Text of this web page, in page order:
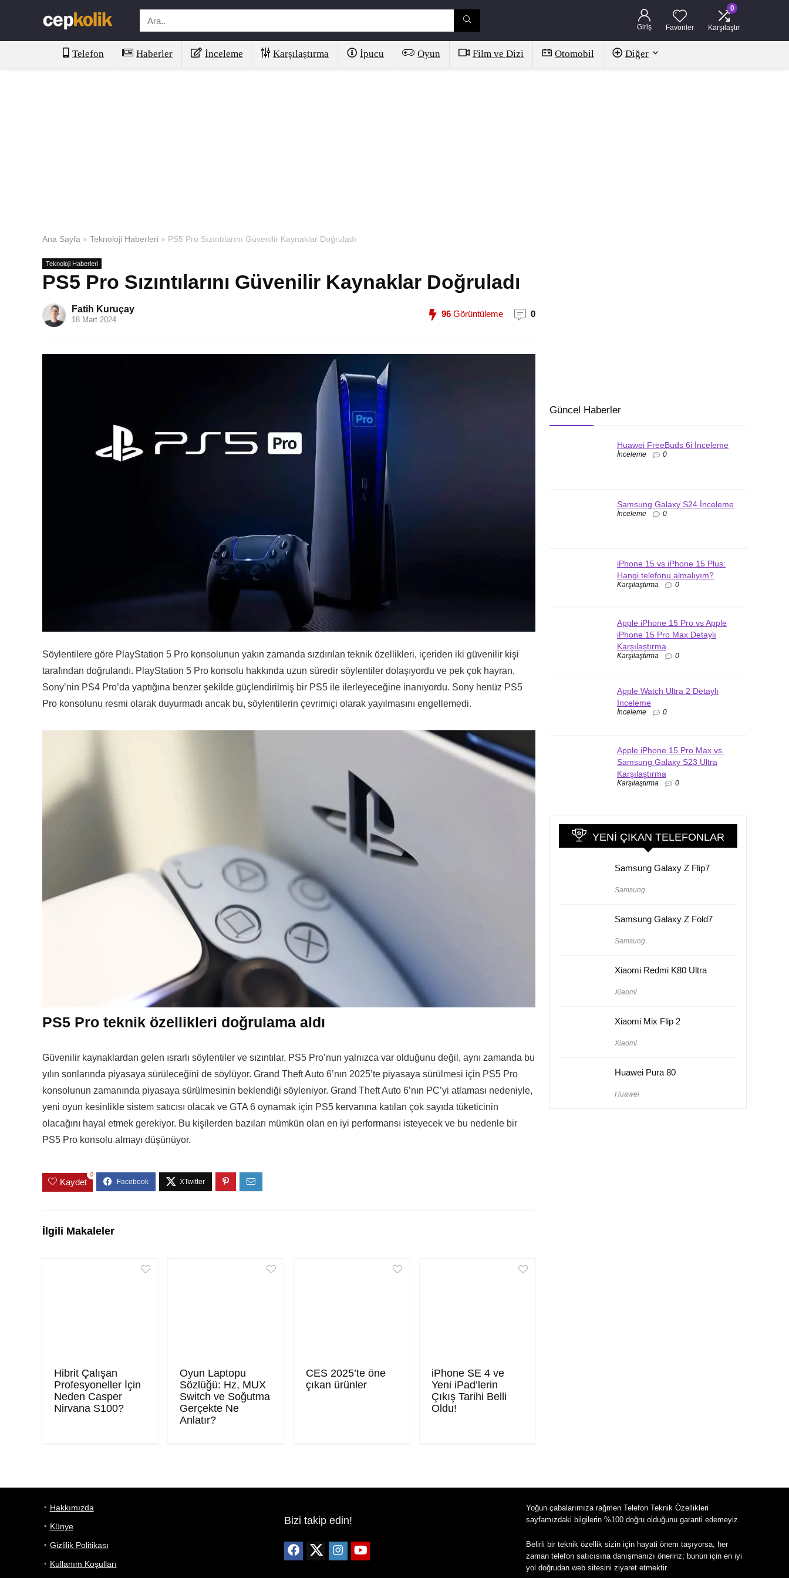
Giriş Favoriler
0
Karşılaştır
Telefon Haberler İnceleme Karşılaştırma İpucu Oyun Film ve Dizi Otomobil Diğer
Ana Sayfa » Teknoloji Haberleri » PS5 Pro Sızıntılarını Güvenilir Kaynaklar Doğruladı
Teknoloji Haberleri
PS5 Pro Sızıntılarını Güvenilir Kaynaklar Doğruladı
Fatih Kuruçay
18 Mart 2024
96 Görüntüleme 0
Söylentilere göre PlayStation 5 Pro konsolunun yakın zamanda sızdırılan teknik özellikleri, içeriden iki güvenilir kişi
tarafından doğrulandı. PlayStation 5 Pro konsolu hakkında uzun süredir söylentiler dolaşıyordu ve pek çok hayran,
Sony’nin PS4 Pro’da yaptığına benzer şekilde güçlendirilmiş bir PS5 ile ilerleyeceğine inanıyordu. Sony henüz PS5
Pro konsolunu resmi olarak duyurmadı ancak bu, söylentilerin çevrimiçi olarak yayılmasını engellemedi.
PS5 Pro teknik özellikleri doğrulama aldı
Güvenilir kaynaklardan gelen ısrarlı söylentiler ve sızıntılar, PS5 Pro’nun yalnızca var olduğunu değil, aynı zamanda bu
yılın sonlarında piyasaya sürüleceğini de söylüyor. Grand Theft Auto 6’nın 2025’te piyasaya sürülmesi için PS5 Pro
konsolunun zamanında piyasaya sürülmesinin beklendiği söyleniyor. Grand Theft Auto 6’nın PC’yi atlaması nedeniyle,
yeni oyun kesinlikle sistem satıcısı olacak ve GTA 6 oynamak için PS5 kervanına katılan çok sayıda tüketicinin
olacağını hayal etmek gerekiyor. Bu kişilerden bazıları mümkün olan en iyi performansı isteyecek ve bu nedenle bir
PS5 Pro konsolu almayı düşünüyor.
Kaydet
0
İlgili Makaleler
Hibrit Çalışan
Profesyoneller İçin
Neden Casper
Nirvana S100?
Oyun Laptopu
Sözlüğü: Hz, MUX
Switch ve Soğutma
Gerçekte Ne
Anlatır?
CES 2025’te öne
çıkan ürünler
iPhone SE 4 ve
Yeni iPad’lerin
Çıkış Tarihi Belli
Oldu!
Güncel Haberler
Huawei FreeBuds 6i İnceleme
İnceleme 0
Samsung Galaxy S24 İnceleme
İnceleme 0
iPhone 15 vs iPhone 15 Plus:
Hangi telefonu almalıyım?
Karşılaştırma 0
Apple iPhone 15 Pro vs Apple
iPhone 15 Pro Max Detaylı
Karşılaştırma
Karşılaştırma 0
Apple Watch Ultra 2 Detaylı
İnceleme
İnceleme 0
Apple iPhone 15 Pro Max vs.
Samsung Galaxy S23 Ultra
Karşılaştırma
Karşılaştırma 0
YENI ÇIKAN TELEFONLAR
Samsung Galaxy Z Flip7
Samsung
Samsung Galaxy Z Fold7
Samsung
Xiaomi Redmi K80 Ultra
Xiaomi
Xiaomi Mix Flip 2
Xiaomi
Huawei Pura 80
Huawei
Hakkımızda
Künye
Gizlilik Politikası
Kullanım Koşulları
Bizi takip edin!
Yoğun çabalarımıza rağmen Telefon Teknik Özellikleri
sayfamızdaki bilgilerin %100 doğru olduğunu garanti edemeyiz.
Belirli bir teknik özellik sizin için hayati önem taşıyorsa, her
zaman telefon satıcısına danışmanızı öneririz; bunun için en iyi
yol doğrudan web sitesini ziyaret etmektir.